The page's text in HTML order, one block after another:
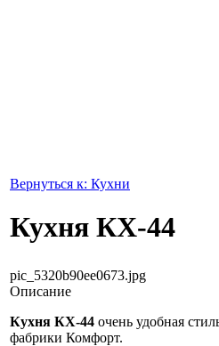
Вернуться к: Кухни
Кухня КХ-44
pic_5320b90ee0673.jpg
Описание
Кухня КХ-44 очень удобная
фабрики Комфорт.